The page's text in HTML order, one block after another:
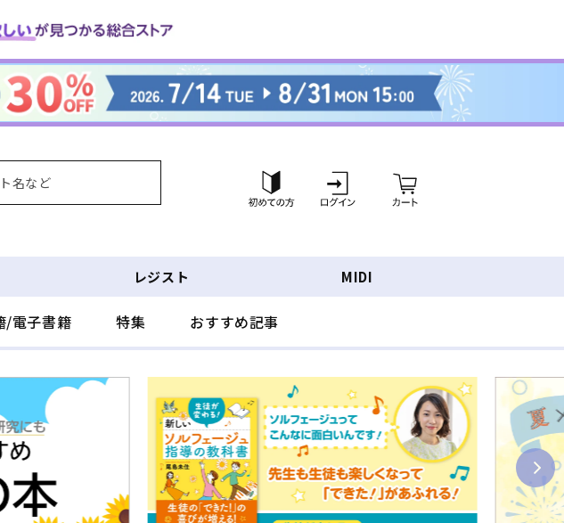
グ
イ
ー
ト
/電子書籍 特集 おすすめ記事
レジスト MIDI